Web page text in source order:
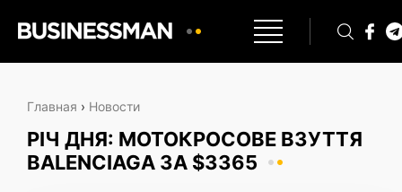
Главная › Новости
РІЧ ДНЯ: МОТОКРОСОВЕ ВЗУТТЯ
BALENCIAGA ЗА $3365